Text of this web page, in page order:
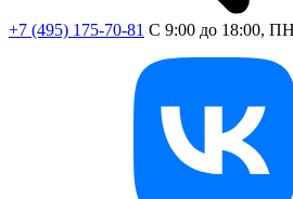
+7 (495) 175-70-81 C 9:00 до 18:00,